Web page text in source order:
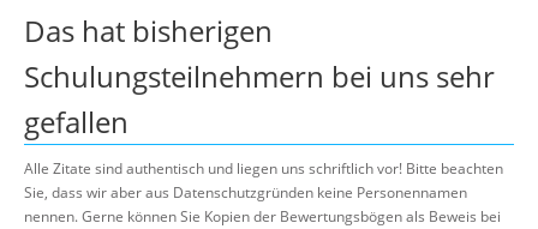
Das hat bisherigen
Schulungsteilnehmern bei uns sehr
gefallen
Alle Zitate sind authentisch und liegen uns schriftlich vor! Bitte beachten
Sie, dass wir aber aus Datenschutzgründen keine Personennamen
nennen. Gerne können Sie Kopien der Bewertungsbögen als Beweis bei